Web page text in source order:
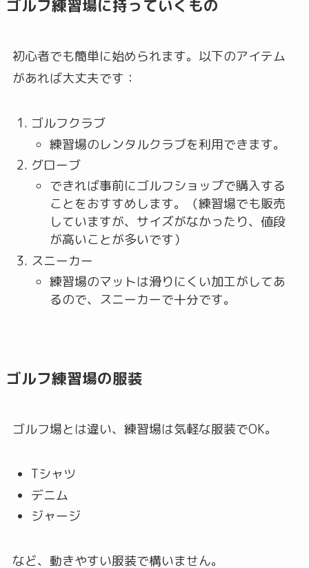
ゴルフ練習場に持っていくもの
初心者でも簡単に始められます。以下のアイテム
があれば大丈夫です：
ゴルフクラブ
練習場のレンタルクラブを利用できます。
グローブ
できれば事前にゴルフショップで購入する
ことをおすすめします。（練習場でも販売
していますが、サイズがなかったり、値段
が高いことが多いです）
スニーカー
練習場のマットは滑りにくい加工がしてあ
るので、スニーカーで十分です。
ゴルフ練習場の服装
ゴルフ場とは違い、練習場は気軽な服装でOK。
Tシャツ
デニム
ジャージ
など、動きやすい服装で構いません。